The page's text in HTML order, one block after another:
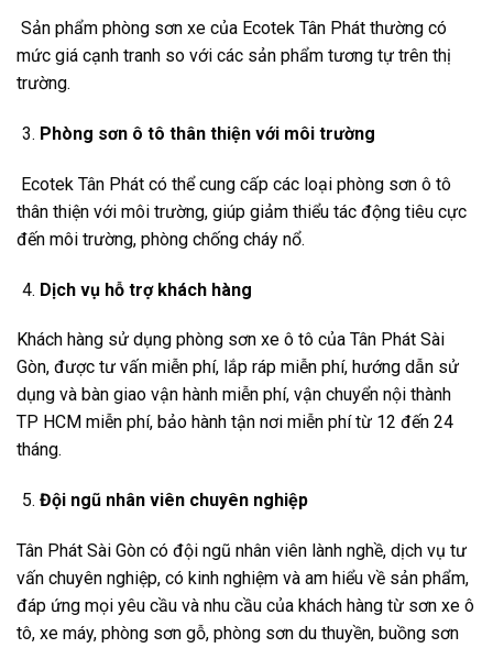
Sản phẩm phòng sơn xe của Ecotek Tân Phát thường có
mức giá cạnh tranh so với các sản phẩm tương tự trên thị
trường.
Phòng sơn ô tô thân thiện với môi trường
Ecotek Tân Phát có thể cung cấp các loại phòng sơn ô tô
thân thiện với môi trường, giúp giảm thiểu tác động tiêu cực
đến môi trường, phòng chống cháy nổ.
Dịch vụ hỗ trợ khách hàng
Khách hàng sử dụng phòng sơn xe ô tô của Tân Phát Sài
Gòn, được tư vấn miễn phí, lắp ráp miễn phí, hướng dẫn sử
dụng và bàn giao vận hành miễn phí, vận chuyển nội thành
TP HCM miễn phí, bảo hành tận nơi miễn phí từ 12 đến 24
tháng.
Đội ngũ nhân viên chuyên nghiệp
Tân Phát Sài Gòn có đội ngũ nhân viên lành nghề, dịch vụ tư
vấn chuyên nghiệp, có kinh nghiệm và am hiểu về sản phẩm,
đáp ứng mọi yêu cầu và nhu cầu của khách hàng từ sơn xe ô
tô, xe máy, phòng sơn gỗ, phòng sơn du thuyền, buồng sơn